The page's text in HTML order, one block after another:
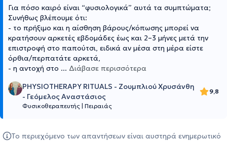
Για πόσο καιρό είναι “φυσιολογικά” αυτά τα συμπτώματα;
Συνήθως βλέπουμε ότι:
- το πρήξιμο και η αίσθηση βάρους/κόπωσης μπορεί να
κρατήσουν αρκετές εβδομάδες έως και 2–3 μήνες μετά την
επιστροφή στο παπούτσι, ειδικά αν μέσα στη μέρα είστε
όρθια/περπατάτε αρκετά,
- η αντοχή στο ... Διάβασε περισσότερα
PHYSIOTHERAPY RITUALS - Ζουμπλιού Χρυσάνθη
- Γεόμελος Αναστάσιος
9,8
Φυσικοθεραπευτής
Πειραιάς
Το περιεχόμενο των απαντήσεων είναι αυστηρά ενημερωτικό